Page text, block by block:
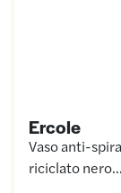
Ercole
Vaso anti-
riciclato nero…